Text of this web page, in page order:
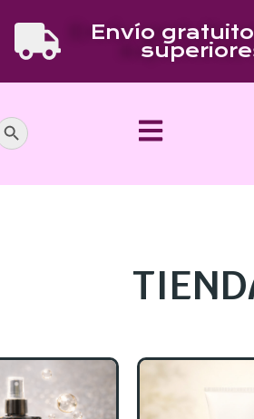
Envío
de búsqueda